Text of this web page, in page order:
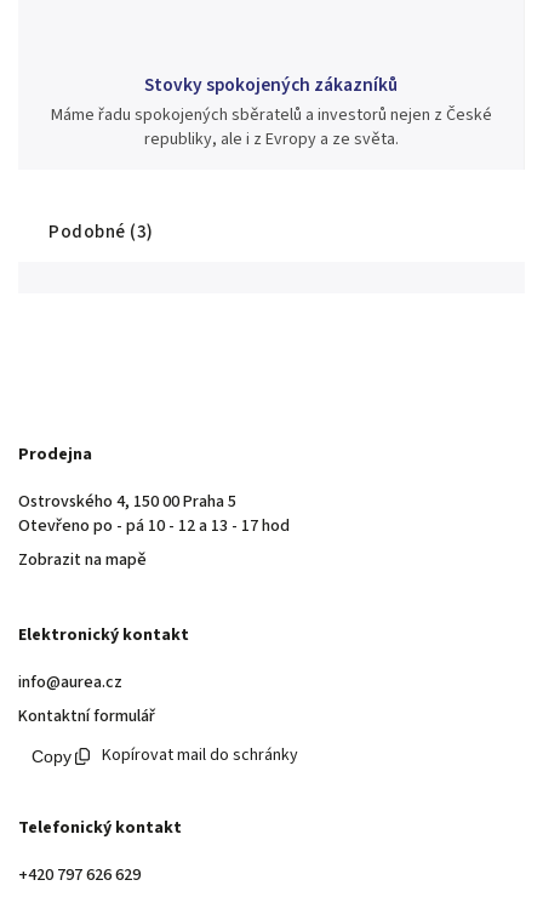
Stovky spokojených zákazníků
Máme řadu spokojených sběratelů a investorů nejen z České
republiky, ale i z Evropy a ze světa.
Podobné (3)
Prodejna
Ostrovského 4, 150 00 Praha 5
Otevřeno po - pá 10 - 12 a 13 - 17 hod
Zobrazit na mapě
Elektronický kontakt
info@aurea.cz
Kontaktní formulář
Kopírovat mail do schránky
Telefonický kontakt
+420 797 626 629